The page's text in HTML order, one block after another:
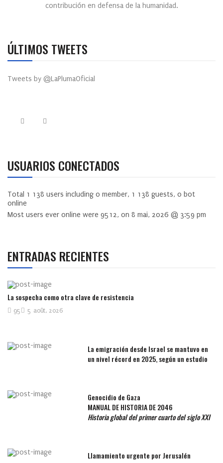
contribución en defensa de la humanidad.
ÚLTIMOS TWEETS
Tweets by @LaPlumaOficial
USUARIOS CONECTADOS
Total 1 138 users including 0 member, 1 138 guests, 0 bot
online
Most users ever online were 9512, on 8 mai, 2026 @ 3:59 pm
ENTRADAS RECIENTES
La sospecha como otra clave de resistencia
5 août, 2026
95
La emigración desde Israel se mantuvo en
un nivel récord en 2025, según un estudio
Genocidio de Gaza
MANUAL DE HISTORIA DE 2046
Historia global del primer cuarto del siglo XXI
Llamamiento urgente por Jerusalén